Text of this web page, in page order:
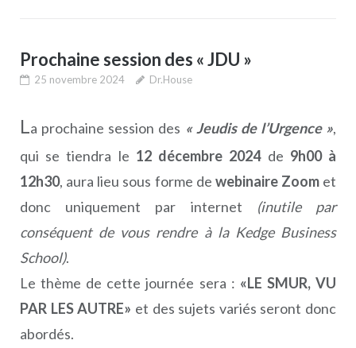
Prochaine session des « JDU »
25 novembre 2024 Dr.House
La prochaine session des « Jeudis de l’Urgence »,
qui se tiendra le 12 décembre 2024de 9h00 à
12h30, aura lieu sous forme de webinaire Zoomet
donc uniquement par internet (inutile par
conséquent de vous rendre à la Kedge Business
School).
Le thème de cette journée sera : «LE SMUR, VU
PAR LES AUTRE» et des sujets variés seront donc
abordés.